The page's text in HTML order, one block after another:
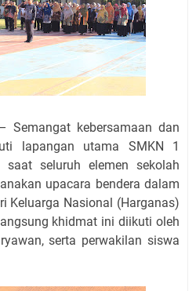
Semangat kebersamaan dan
lapangan utama SMKN 1
saat seluruh elemen sekolah
upacara bendera dalam
Keluarga Nasional (Harganas)
khidmat ini diikuti oleh
serta perwakilan siswa